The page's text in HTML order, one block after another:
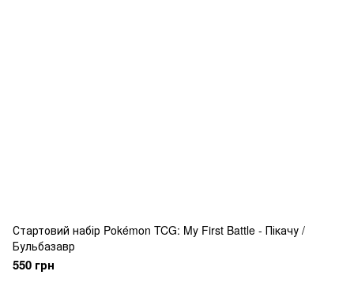
Стартовий набір Pokémon TCG: My First Battle - Пікачу /
Бульбазавр
550 грн